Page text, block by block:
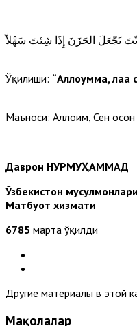
تَجّعَلَ الحَزَنَ إِذَا شِئتَ سَهْلاً
Ўқилиши: “Аллоҳумма, лаа
Маъноси: Аллоҳим, Сен осон
Даврон НУРМУҲАММАД
Ўзбекистон
Матбуот хизмати
6785 марта ўқилди
Другие материалы в этой
Мақолалар